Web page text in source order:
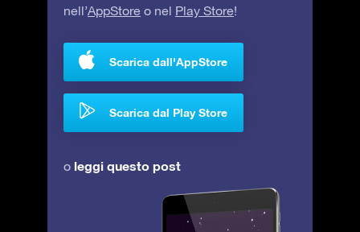
nell’AppStore o nel Play Store!
Scarica dall'AppStore
Scarica dal Play Store
o leggi questo post